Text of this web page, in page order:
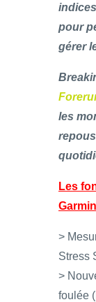
pour
gérer
les
Les
>
Stress
>
foulée